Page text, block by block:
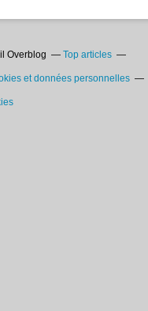
Overblog Top articles
et données personnelles